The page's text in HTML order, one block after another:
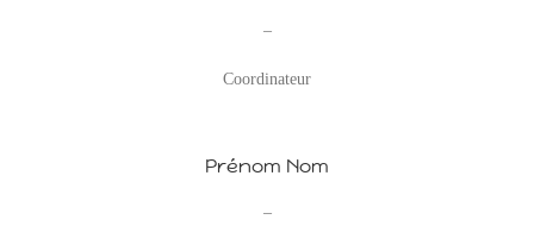
–
Coordinateur
Prénom Nom
–